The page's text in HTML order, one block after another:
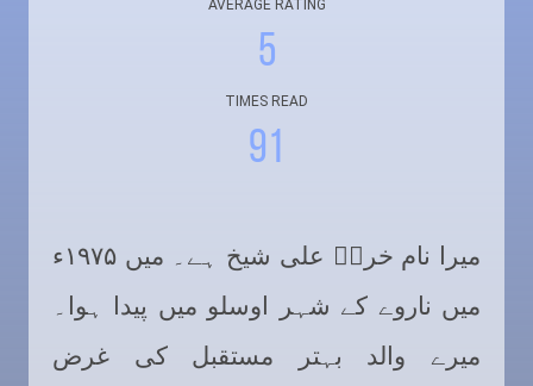
AVERAGE RATING
5
TIMES READ
91
میرا نام خرمؔ علی شیخ ہے۔ میں ۱۹۷۵ء
میں ناروے کے شہر اوسلو میں پیدا ہوا۔
میرے والد بہتر مستقبل کی غرض